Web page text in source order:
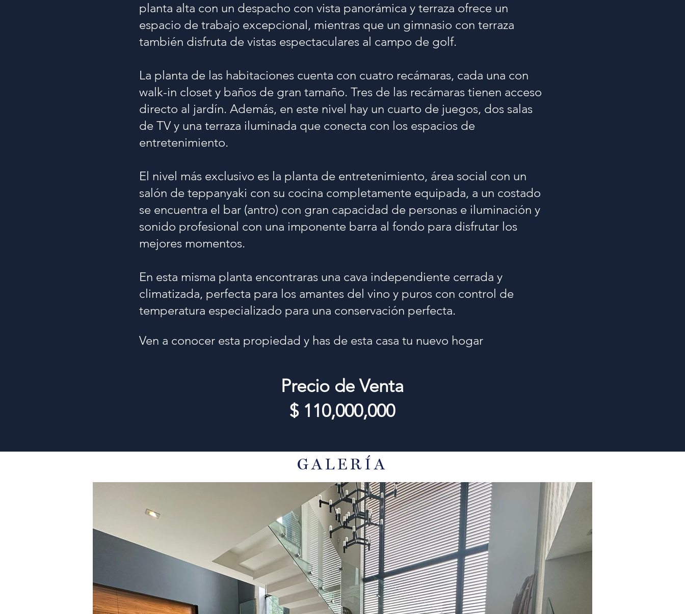
planta alta con un despacho con vista panorámica y terraza ofrece un
espacio de trabajo excepcional, mientras que un gimnasio con terraza
también disfruta de vistas espectaculares al campo de golf.
La planta de las habitaciones cuenta con cuatro recámaras, cada una con
walk-in closet y baños de gran tamaño. Tres de las recámaras tienen acceso
directo al jardín. Además, en este nivel hay un cuarto de juegos, dos salas
de TV y una terraza iluminada que conecta con los espacios de
entretenimiento.
El nivel más exclusivo es la planta de entretenimiento, área social con un
salón de teppanyaki con su cocina completamente equipada, a un costado
se encuentra el bar (antro) con gran capacidad de personas e iluminación y
sonido profesional con una imponente barra al fondo para disfrutar los
mejores momentos.
En esta misma planta encontraras una cava independiente cerrada y
climatizada, perfecta para los amantes del vino y puros con control de
temperatura especializado para una conservación perfecta.
Ven a conocer esta propiedad y has de esta casa tu nuevo hogar
Precio de Venta
$ 110,000,000
GALERÍA